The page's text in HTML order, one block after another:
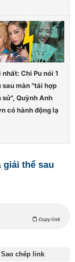
nhất: Chi Pu nói 1
sau màn "tái hợp
sử", Quỳnh Anh
có hành động lạ
giải thể sau
Copy link
Sao chép link